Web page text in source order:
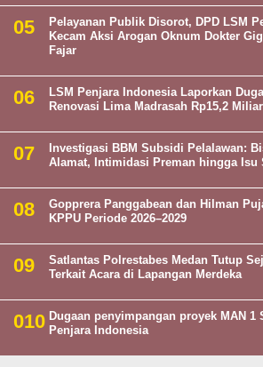
Pelayanan Publik Disorot, DPD LSM
Kecam Aksi Arogan Oknum Dokter
Fajar
LSM Penjara Indonesia Laporkan
Renovasi Lima Madrasah Rp15,2
Investigasi BBM Subsidi Pelalawan:
Alamat, Intimidasi Preman hingga Isu
Gopprera Panggabean dan Hilman
KPPU Periode 2026–2029
Satlantas Polrestabes Medan Tutup
Terkait Acara di Lapangan Merdeka
Dugaan penyimpangan proyek MAN 1
Penjara Indonesia